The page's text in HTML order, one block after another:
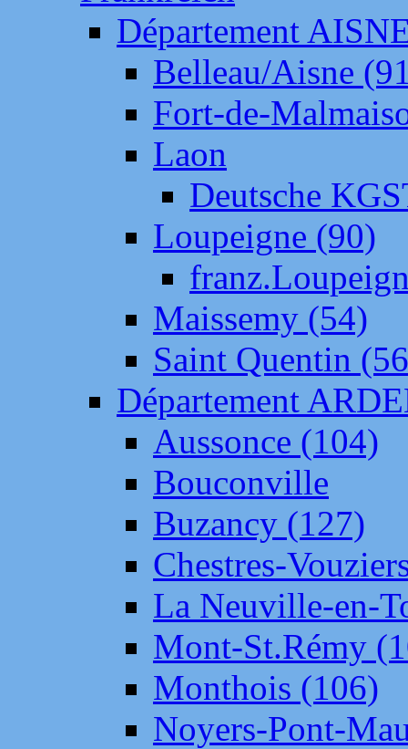
Département
Belleau/Aisne
Fort-de-
Laon
Deutsche
Loupeigne (90)
Maissemy (54)
Saint Quentin
Département
Aussonce (104)
Bouconville
Buzancy (127)
Chestres-
La Neuville-en-
Mont-St.Rémy
Monthois (106)
Noyers-Pont-